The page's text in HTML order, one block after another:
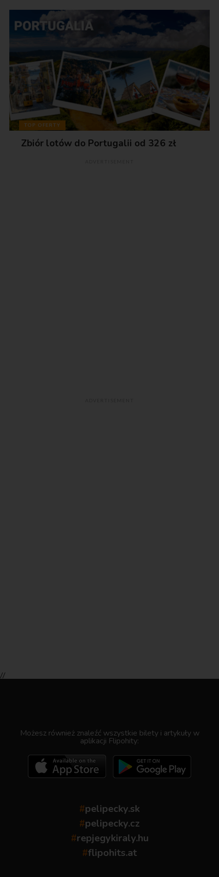
TOP OFERTY
Zbiór lotów do Portugalii od 326 zł
//
Możesz również znaleźć wszystkie bilety i artykuły w
aplikacji Flipohity:
#pelipecky.sk
#pelipecky.cz
#repjegykiraly.hu
#flipohits.at